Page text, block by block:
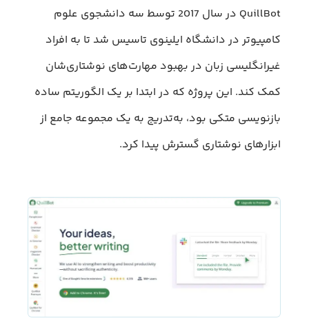
QuillBot در سال 2017 توسط سه دانشجوی علوم
کامپیوتر در دانشگاه ایلینوی تاسیس شد تا به افراد
غیرانگلیسی زبان در بهبود مهارت‌های نوشتاری‌شان
کمک کند. این پروژه که در ابتدا بر یک الگوریتم ساده
بازنویسی متکی بود، به‌تدریج به یک مجموعه جامع از
ابزارهای نوشتاری گسترش پیدا کرد.